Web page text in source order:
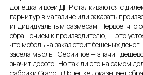
Донецка и всей ДНР сталкиваются с
гарнитур в магазине или заказать
индивидуальным размерам. Первое, что
обращением к производителю, — это
что мебель на заказ стоит бешеных
засела мысль: "Серийное — значит
значит дорого". Но так ли это на самом
фабрики Grand в Донецке доказывает